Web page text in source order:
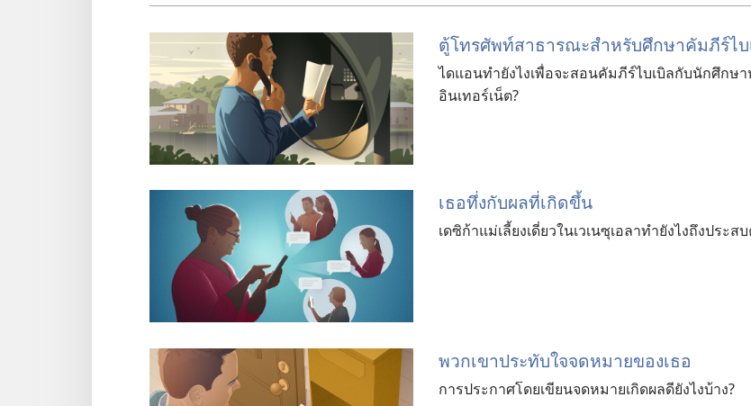
ตู้​โทรศัพท์​สาธารณะ​สำหรับ​ศึกษา​คัมภีร์​ไบ
ไดแอน​ทำ​ยังไง​เพื่อ​จะ​สอน​คัมภีร์​ไบเบิล​กับ​นัก​ศึก
อินเทอร์เน็ต?
เธอ​ทึ่ง​กับ​ผล​ที่​เกิด​ขึ้น
เดซิก้า​แม่​เลี้ยง​เดี่ยว​ใน​เวเนซุเอลา​ทำ​ยังไง​ถึง​ประ
พวก​เขา​ประทับใจ​จดหมาย​ของ​เธอ
การ​ประกาศ​โดย​เขียน​จดหมาย​เกิด​ผล​ดี​ยังไง​บ้าง?